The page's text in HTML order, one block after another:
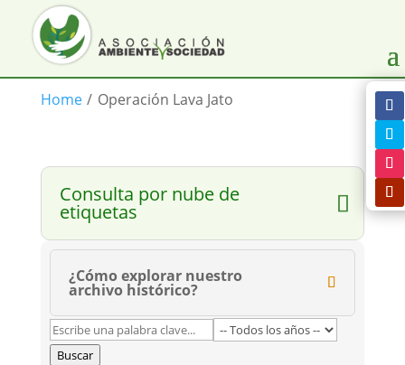
Home / Operación Lava Jato
Consulta por nube de
etiquetas
¿Cómo explorar nuestro
archivo histórico?
Buscar